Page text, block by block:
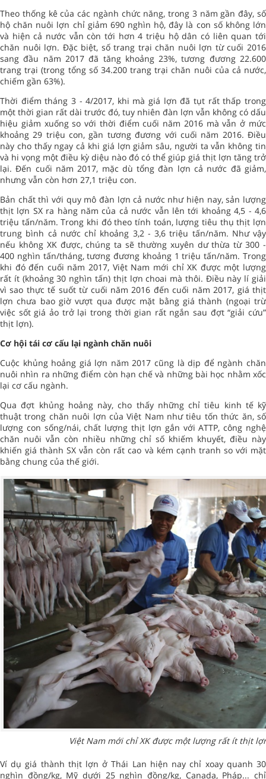
Theo thống kê của các ngành chức năng, trong 3 năm gần đây, số
hộ chăn nuôi lợn chỉ giảm 690 nghìn hộ, đây là con số không lớn
và hiện cả nước vẫn còn tới hơn 4 triệu hộ dân có liên quan tới
chăn nuôi lợn. Đặc biệt, số trang trại chăn nuôi lợn từ cuối 2016
sang đầu năm 2017 đã tăng khoảng 23%, tương đương 22.600
trang trại (trong tổng số 34.200 trang trại chăn nuôi của cả nước,
chiếm gần 63%).
Thời điểm tháng 3 - 4/2017, khi mà giá lợn đã tụt rất thấp trong
một thời gian rất dài trước đó, tuy nhiên đàn lợn vẫn không có dấu
hiệu giảm xuống so với thời điểm cuối năm 2016 mà vẫn ở mức
khoảng 29 triệu con, gần tương đương với cuối năm 2016. Điều
này cho thấy ngay cả khi giá lợn giảm sâu, người ta vẫn không tin
và hi vọng một điều kỳ diệu nào đó có thể giúp giá thịt lợn tăng trở
lại. Đến cuối năm 2017, mặc dù tổng đàn lợn cả nước đã giảm,
nhưng vẫn còn hơn 27,1 triệu con.
Bản chất thì với quy mô đàn lợn cả nước như hiện nay, sản lượng
thịt lợn SX ra hàng năm của cả nước vẫn lên tới khoảng 4,5 - 4,6
triệu tấn/năm. Trong khi đó theo tính toán, lượng tiêu thụ thịt lợn
trung bình cả nước chỉ khoảng 3,2 - 3,6 triệu tấn/năm. Như vậy
nếu không XK được, chúng ta sẽ thường xuyên dư thừa từ 300 -
400 nghìn tấn/tháng, tương đương khoảng 1 triệu tấn/năm. Trong
khi đó đến cuối năm 2017, Việt Nam mới chỉ XK được một lượng
rất ít (khoảng 30 nghìn tấn) thịt lợn choai mà thôi. Điều này lí giải
vì sao thực tế suốt từ cuối năm 2016 đến cuối năm 2017, giá thịt
lợn chưa bao giờ vượt qua được mặt bằng giá thành (ngoại trừ
việc sốt giá ảo trở lại trong thời gian rất ngắn sau đợt “giải cứu”
thịt lợn).
Cơ hội tái cơ cấu lại ngành chăn nuôi
Cuộc khủng hoảng giá lợn năm 2017 cũng là dịp để ngành chăn
nuôi nhìn ra những điểm còn hạn chế và những bài học nhằm xốc
lại cơ cấu ngành.
Qua đợt khủng hoảng này, cho thấy những chỉ tiêu kinh tế kỹ
thuật trong chăn nuôi lợn của Việt Nam như tiêu tốn thức ăn, số
lượng con sống/nái, chất lượng thịt lợn gắn với ATTP, công nghệ
chăn nuôi vẫn còn nhiều những chỉ số khiếm khuyết, điều này
khiến giá thành SX vẫn còn rất cao và kém cạnh tranh so với mặt
bằng chung của thế giới.
Việt Nam mới chỉ XK được một lượng rất ít thịt
Ví dụ giá thành thịt lợn ở Thái Lan hiện nay chỉ xoay quanh 30
nghìn đồng/kg, Mỹ dưới 25 nghìn đồng/kg, Canada, Pháp... chỉ